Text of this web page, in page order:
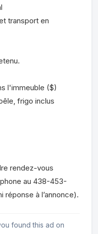
transport en
l'immeuble ($)
frigo inclus
rendez-vous
au 438-453-
à l’annonce).
found this ad on